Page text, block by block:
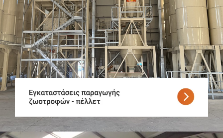
Παραγωγή ζωοτροφών
Παραγωγή πέλλετ